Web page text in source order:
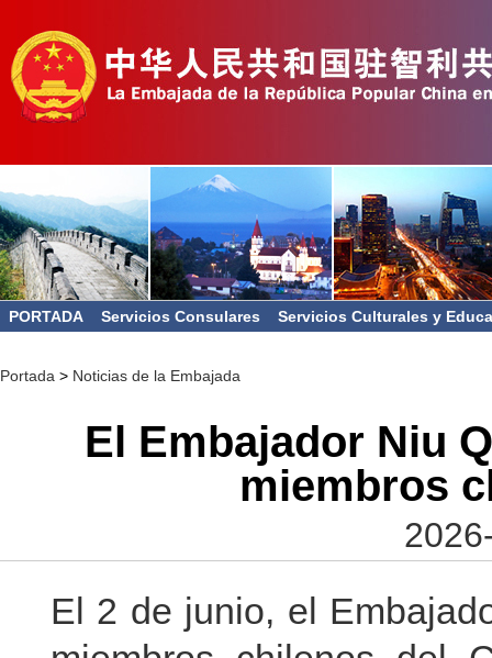
PORTADA Servicios Consulares Servicios Culturales y
Portada > Noticias de la Embajada
El Embajador Niu
miembros
El 2 de junio, el